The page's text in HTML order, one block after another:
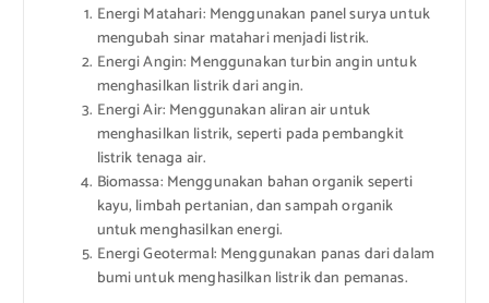
Energi Matahari: Menggunakan panel surya untuk
mengubah sinar matahari menjadi listrik.
Energi Angin: Menggunakan turbin angin untuk
menghasilkan listrik dari angin.
Energi Air: Menggunakan aliran air untuk
menghasilkan listrik, seperti pada pembangkit
listrik tenaga air.
Biomassa: Menggunakan bahan organik seperti
kayu, limbah pertanian, dan sampah organik
untuk menghasilkan energi.
Energi Geotermal: Menggunakan panas dari dalam
bumi untuk menghasilkan listrik dan pemanas.